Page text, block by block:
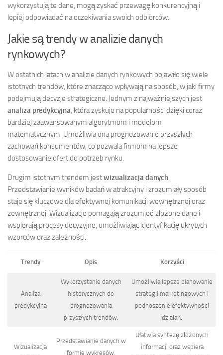
wykorzystują te dane, mogą zyskać przewagę konkurencyjną i
lepiej odpowiadać na oczekiwania swoich odbiorców.
Jakie są trendy w analizie danych
rynkowych?
W ostatnich latach w analizie danych rynkowych pojawiło się wiele
istotnych trendów, które znacząco wpływają na sposób, w jaki firmy
podejmują decyzje strategiczne. Jednym z najważniejszych jest
analiza predykcyjna , która zyskuje na popularności dzięki coraz
bardziej zaawansowanym algorytmom i modelom
matematycznym. Umożliwia ona prognozowanie przyszłych
zachowań konsumentów, co pozwala firmom na lepsze
dostosowanie ofert do potrzeb rynku.
Drugim istotnym trendem jestwizualizacja danych
Przedstawianie wyników badań w atrakcyjny i zrozumiały sposób
staje się kluczowe dla efektywnej komunikacji wewnętrznej oraz
zewnętrznej. Wizualizacje pomagają zrozumieć złożone dane i
wspierają procesy decyzyjne, umożliwiając identyfikację ukrytych
wzorców oraz zależności.
Trendy Opis Korzyści
Analiza
predykcyjna
Wykorzystanie danych
historycznych do
prognozowania
przyszłych trendów.
Umożliwia lepsze planowanie
strategii marketingowych i
podnoszenie efektywności
działań.
Wizualizacja
Przedstawianie danych w
formie wykresów,
Ułatwia syntezę złożonych
informacji oraz wspiera